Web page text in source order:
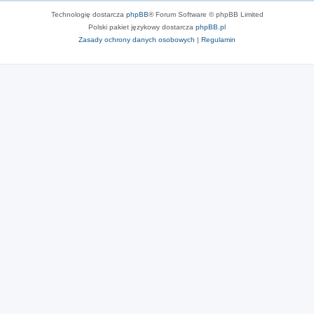
Technologię dostarcza phpBB® Forum Software © phpBB Limited
Polski pakiet językowy dostarcza phpBB.pl
Zasady ochrony danych osobowych | Regulamin